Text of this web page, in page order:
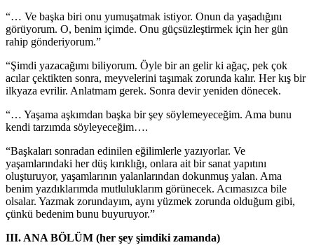
“… Ve başka biri onu yumuşatmak istiyor. Onun da yaşadığını
görüyorum. O, benim içimde. Onu güçsüzleştirmek için her gün
rahip gönderiyorum.”
“Şimdi yazacağımı biliyorum. Öyle bir an gelir ki ağaç, pek çok
acılar çektikten sonra, meyvelerini taşımak zorunda kalır. Her kış bir
ilkyaza evrilir. Anlatmam gerek. Sonra devir yeniden dönecek.
“… Yaşama aşkımdan başka bir şey söylemeyeceğim. Ama bunu
kendi tarzımda söyleyeceğim….
“Başkaları sonradan edinilen eğilimlerle yazıyorlar. Ve
yaşamlarındaki her düş kırıklığı, onlara ait bir sanat yapıtını
oluşturuyor, yaşamlarının yalanlarından dokunmuş yalan. Ama
benim yazdıklarımda mutluluklarım görünecek. Acımasızca bile
olsalar. Yazmak zorundayım, aynı yüzmek zorunda olduğum gibi,
çünkü bedenim bunu buyuruyor.”
III. ANA BÖLÜM (her şey şimdiki zamanda)